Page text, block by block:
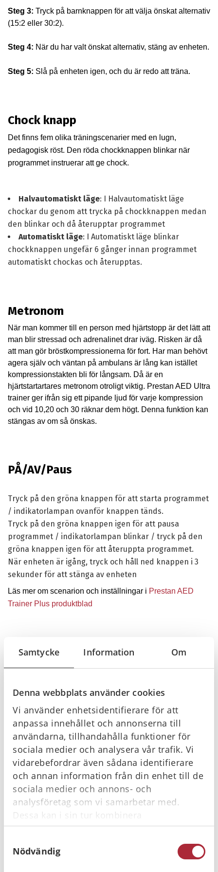
Samtycke Information Om
Denna webbplats använder cookies
Vi använder enhetsidentifierare för att
anpassa innehållet och annonserna till
användarna, tillhandahålla funktioner för
sociala medier och analysera vår trafik. Vi
vidarebefordrar även sådana identifierare
och annan information från din enhet till de
sociala medier och annons- och
analysföretag som vi samarbetar med.
Dessa kan i sin tur kombinera
informationen med annan information som
samlat in när du har använt deras tjänster.
Nödvändig
Steg 3: Tryck på barnknappen för att välja önskat alternativ
(15:2 eller 30:2).
Steg 4: När du har valt önskat alternativ, stäng av enheten.
Steg 5: Slå på enheten igen, och du är redo att träna.
Chock knapp
Det finns fem olika träningscenarier med en lugn,
pedagogisk röst. Den röda chockknappen blinkar när
programmet instruerar att ge chock.
Halvautomatiskt läge: I Halvautomatiskt läge
chockar du genom att trycka på chockknappen medan
den blinkar och då återupptar programmet
Automatiskt läge: I Automatiskt läge blinkar
chockknappen ungefär 6 gånger innan programmet
automatiskt chockas och återupptas.
Metronom
När man kommer till en person med hjärtstopp är det lätt att
man blir stressad och adrenalinet drar iväg. Risken är då
att man gör bröstkompressionerna för fort. Har man behövt
agera själv och väntan på ambulans är lång kan istället
kompressionstakten bli för långsam. Då är en
hjärtstartartares metronom otroligt viktig. Prestan AED Ultra
trainer ger ifrån sig ett pipande ljud för varje kompression
och vid 10,20 och 30 räknar dem högt. Denna funktion kan
stängas av om så önskas.
PÅ/AV/Paus
Tryck på den gröna knappen för att starta programmet
/ indikatorlampan ovanför knappen tänds.
Tryck på den gröna knappen igen för att pausa
programmet / indikatorlampan blinkar / tryck på den
gröna knappen igen för att återuppta programmet.
När enheten är igång, tryck och håll ned knappen i 3
sekunder för att stänga av enheten
Läs mer om scenarion och inställningar i Prestan AED
Trainer Plus produktblad
Knappar för val mellan vuxen/barn
Tydligt upplyst chockknapp
På/Av-knapp med belyst indikator och möjlighet att
pausa programmet
Robust, uppfällbart lock
Hållbart, genomskinligt lock och gångjärn
Att öppna locket startar inte enheten
Fem träningsscenarier
Metronom för bröstkompressioner